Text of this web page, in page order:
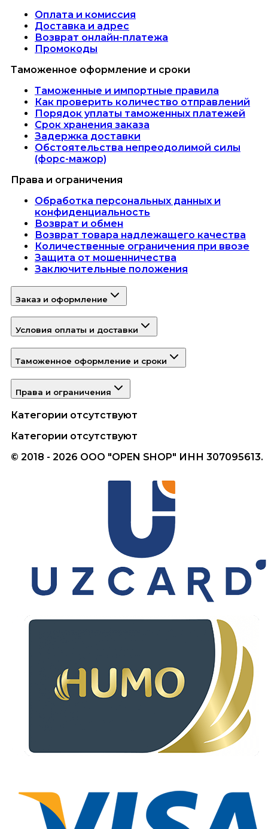
Оплата и комиссия
Доставка и адрес
Возврат онлайн-платежа
Промокоды
Таможенное оформление и сроки
Таможенные и импортные правила
Как проверить количество отправлений
Порядок уплаты таможенных платежей
Срок хранения заказа
Задержка доставки
Обстоятельства непреодолимой силы
(форс-мажор)
Права и ограничения
Обработка персональных данных и
конфиденциальность
Возврат и обмен
Возврат товара надлежащего качества
Количественные ограничения при ввозе
Защита от мошенничества
Заключительные положения
Заказ и оформление
Условия оплаты и доставки
Таможенное оформление и сроки
Права и ограничения
Категории отсутствуют
Категории отсутствуют
© 2018 - 2026 ООО "OPEN SHOP" ИНН 307095613.